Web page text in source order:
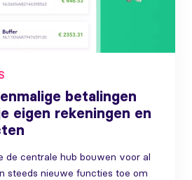
betalingen
eigen rekeningen en
de centrale hub bouwen voor al
steeds nieuwe functies toe om